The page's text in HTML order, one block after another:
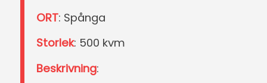
ORT: Spånga
Storlek: 500 kvm
Beskrivning: